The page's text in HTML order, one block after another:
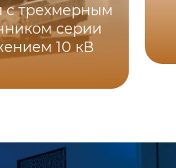
с трехмерным
серии
10 кВ